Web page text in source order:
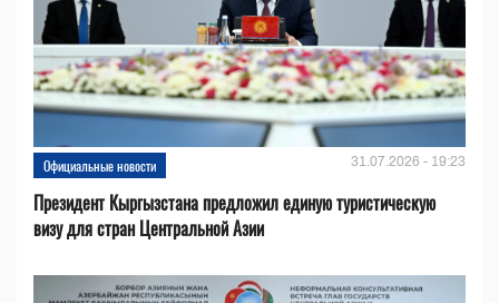
Официальные новости 31.07.2026 - 19:23
Президент Кыргызстана предложил единую туристическую
визу для стран Центральной Азии